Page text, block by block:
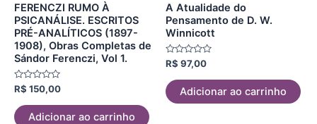
FERENCZI RUMO À
PSICANÁLISE. ESCRITOS
PRÉ-ANALÍTICOS (1897-
1908), Obras Completas de
Sándor Ferenczi, Vol 1.
Avaliação
0
de
5
R$ 150,00
Adicionar ao carrinho
A Atualidade do
Pensamento de D. W.
Winnicott
Avaliação
0
de
5
R$ 97,00
Adicionar ao carrinho